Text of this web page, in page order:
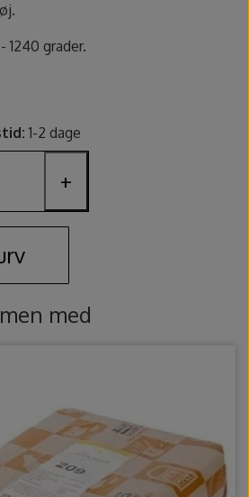
Velvet underglasur
underglasur - UG
Jungle Gems
Choice
underglasur
og glasursprøjter
Skinner
udstansere og ekstruder
Værtøjssæt
og gipsplader
og slibesten
Ovntilbehør
og bogstaver
1240 grader.
1-2 dage
+
med